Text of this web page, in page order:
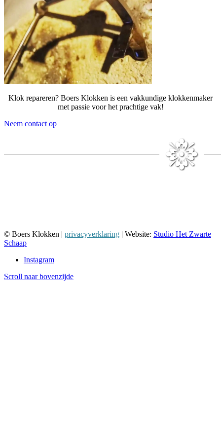
Klok repareren? Boers Klokken is een vakkundige klokkenmaker
met passie voor het prachtige vak!
Neem contact op
© Boers Klokken | privacyverklaring | Website: Studio Het Zwarte
Schaap
Instagram
Scroll naar bovenzijde